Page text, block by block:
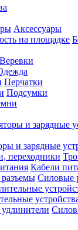
Аксессуары
Веревки
Перчатки
Подсумки
и зарядные
Кабели
Силовые